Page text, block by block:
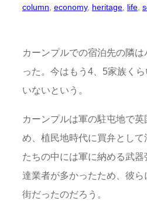
column economy, heritage life
カーンプルでの宿泊先の隣
った。今はもう4、5家族く
いないという。
カーンプルは軍の駐屯地で
め、植民地時代に買弁とし
たちの中には軍に納める武
達業者が多かったため、彼
街だったのだろう。